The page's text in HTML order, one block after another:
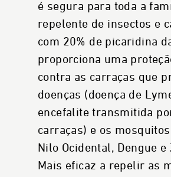
é segura para toda a
repelente de insectos e
com 20% de picaridina
proporciona uma
contra as carraças que
doenças (doença de
encefalite transmitida
carraças) e os
Nilo Ocidental, Dengue e
Mais eficaz a repelir as